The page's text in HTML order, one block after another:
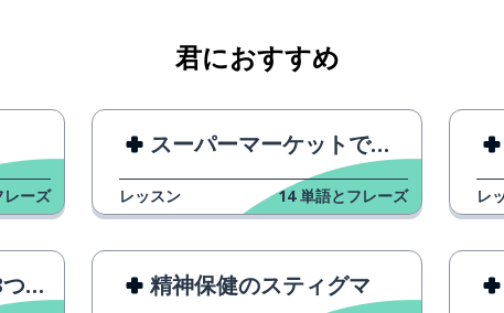
君におすすめ
レーズ
スーパーマーケットでのラン・エクササイズ
レッスン 14 単語とフレーズ レ
ト 精神保健のスティグマ